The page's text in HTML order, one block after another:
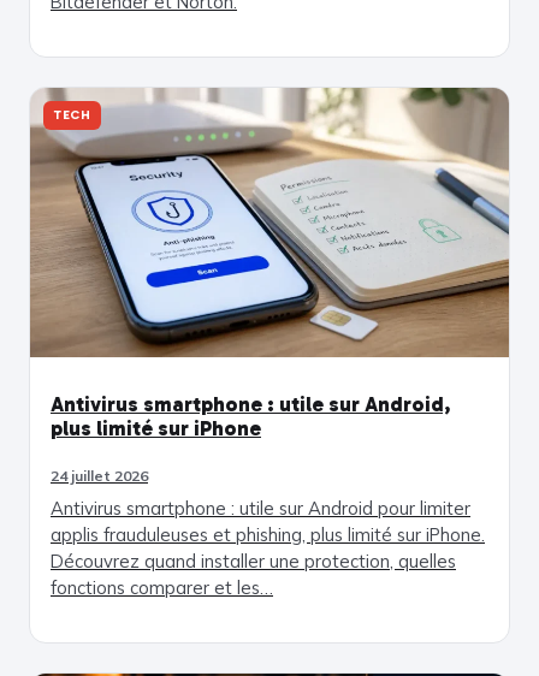
TECH
Antivirus smartphone : utile sur Android,
plus limité sur iPhone
24 juillet 2026
Antivirus smartphone : utile sur Android pour limiter
applis frauduleuses et phishing, plus limité sur iPhone.
Découvrez quand installer une protection, quelles
fonctions comparer et les…